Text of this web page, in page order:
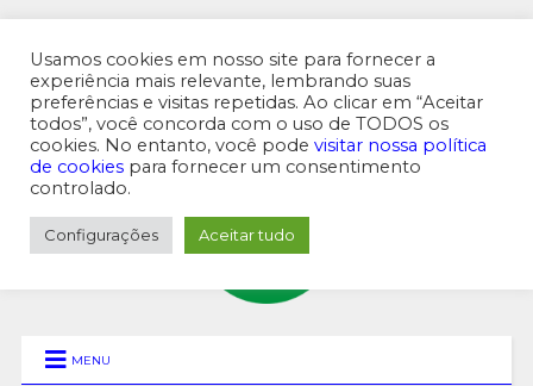
MENU SUPERIOR
MENU
Usamos cookies em nosso site para fornecer a
experiência mais relevante, lembrando suas
preferências e visitas repetidas. Ao clicar em “Aceitar
todos”, você concorda com o uso de TODOS os
cookies. No entanto, você pode visitar nossa política
de cookies para fornecer um consentimento
controlado.
Configurações Aceitar tudo